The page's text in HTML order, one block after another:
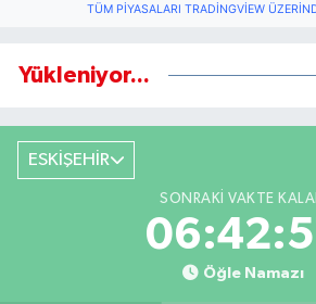
TÜM PIYASALARI TRADINGVIEW
Yükleniyor...
ESKİŞEHİR
SONRAKI VAKTE
Öğle Namazı